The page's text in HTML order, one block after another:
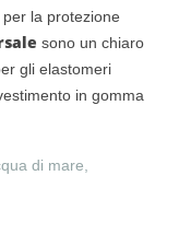
la protezione
sono un chiaro
gli elastomeri
in gomma
di mare,